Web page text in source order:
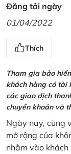
Đăng tải ngày
01/04/2022
Thích
Tham gia bảo
khách hàng có tài
các giao dịch
chuyển khoản và
Ngày nay, cùng
mở rộng của
nhằm vào